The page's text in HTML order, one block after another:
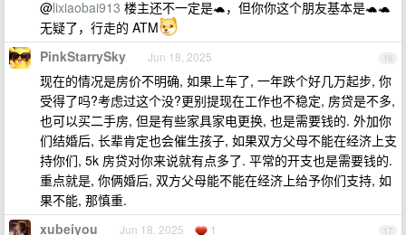
@lixiaobai913 楼主还不一定是🐢，但你你这个朋友基本是🐢🐢
无疑了，行走的 ATM
16
PinkStarrySky Jun 18, 2025
现在的情况是房价不明确, 如果上车了, 一年跌个好几万起步, 你
受得了吗?考虑过这个没?更别提现在工作也不稳定, 房贷是不多,
也可以买二手房, 但是有些家具家电更换, 也是需要钱的. 外加你
们结婚后, 长辈肯定也会催生孩子, 如果双方父母不能在经济上支
持你们, 5k 房贷对你来说就有点多了. 平常的开支也是需要钱的.
重点就是, 你俩婚后, 双方父母能不能在经济上给予你们支持, 如
果不能, 那慎重.
17
xubeiyou Jun 18, 2025 1